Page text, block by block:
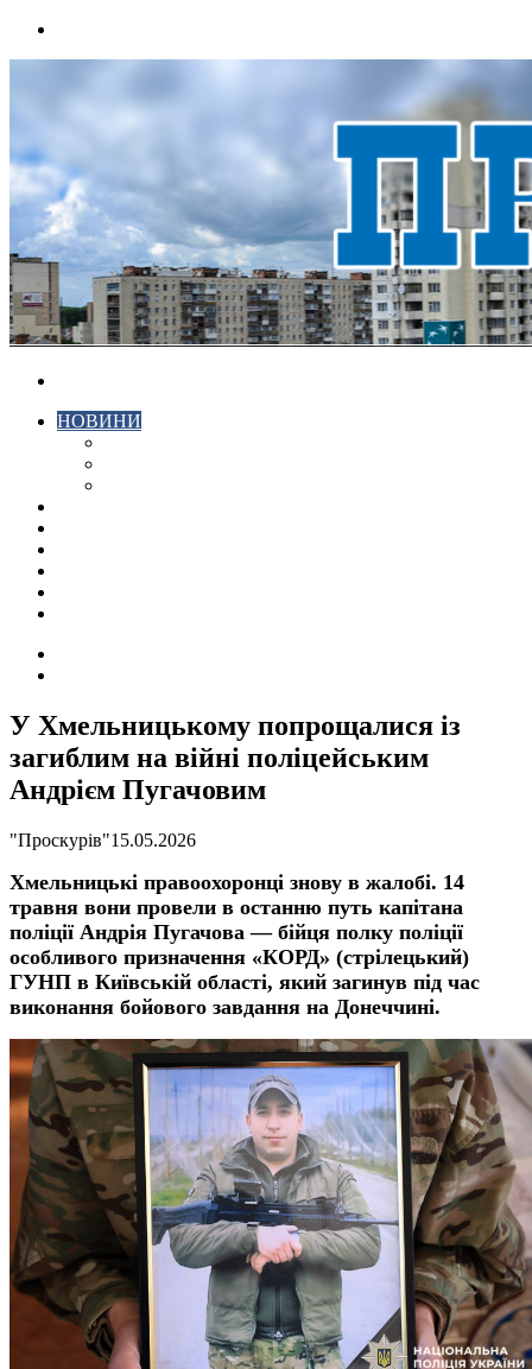
НОВИНИ
У Хмельницькому попрощалися із
загиблим на війні поліцейським
Андрієм Пугачовим
"Проскурів"15.05.2026
Хмельницькі правоохоронці знову в жалобі. 14
травня вони провели в останню путь капітана
поліції Андрія Пугачова — бійця полку поліції
особливого призначення «КОРД» (стрілецький)
ГУНП в Київській області, який загинув під час
виконання бойового завдання на Донеччині.